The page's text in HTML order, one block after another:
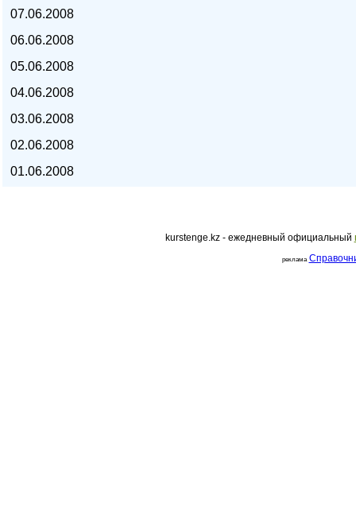
07.06.2008
06.06.2008
05.06.2008
04.06.2008
03.06.2008
02.06.2008
01.06.2008
kurstenge.kz - ежедневный официальный
реклама